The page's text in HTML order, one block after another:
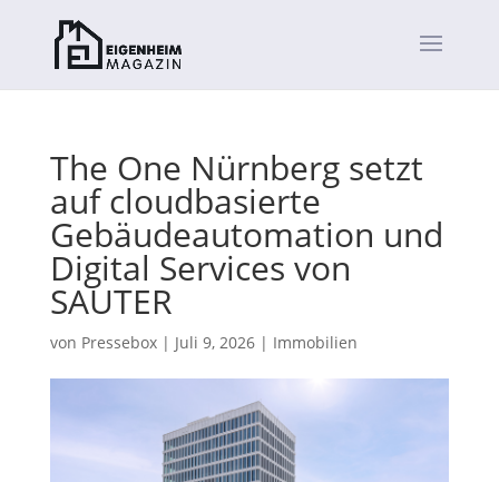
The One Nürnberg setzt
auf cloudbasierte
Gebäudeautomation und
Digital Services von
SAUTER
von Pressebox| Juli 9, 2026| Immobilien